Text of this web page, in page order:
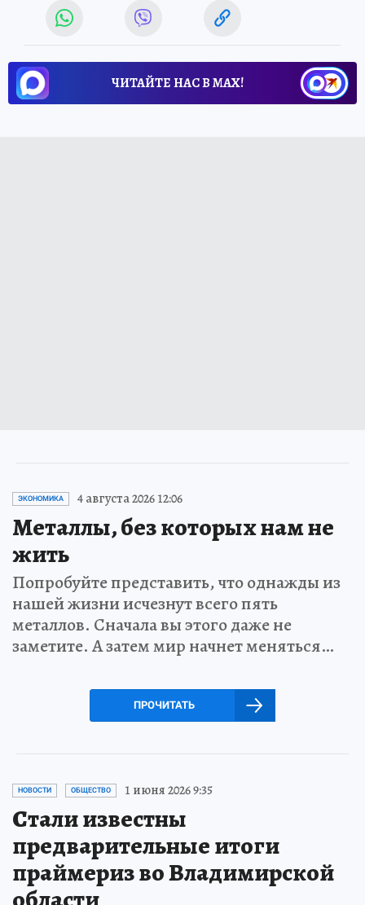
ЧИТАЙТЕ НАС В МАХ!
ЭКОНОМИКА 4 августа 2026 12:06
Металлы, без которых нам не
жить
Попробуйте представить, что однажды из
нашей жизни исчезнут всего пять
металлов. Сначала вы этого даже не
заметите. А затем мир начнет меняться…
ПРОЧИТАТЬ
НОВОСТИ ОБЩЕСТВО 1 июня 2026 9:35
Стали известны
предварительные итоги
праймериз во Владимирской